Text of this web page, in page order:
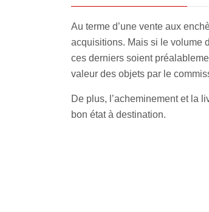
Au terme d’une vente aux
acquisitions. Mais si le volume
ces derniers soient
valeur des objets par le
De plus, l’acheminement et la
bon état à destination.